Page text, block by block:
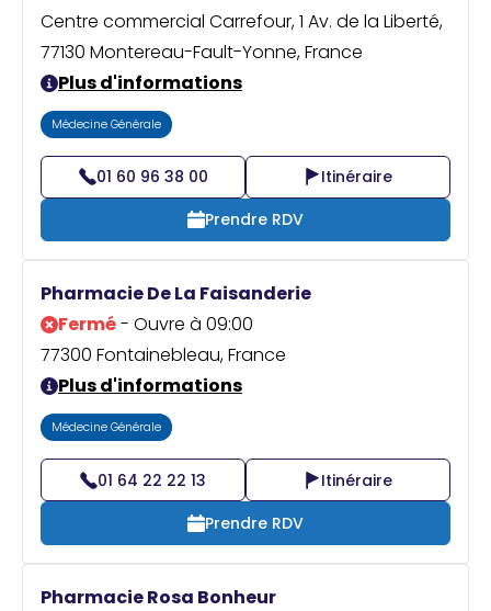
Centre commercial Carrefour, 1 Av. de la Liberté,
77130 Montereau-Fault-Yonne, France
Plus d'informations
Médecine Générale
01 60 96 38 00
Itinéraire
Prendre RDV
Pharmacie De La Faisanderie
Fermé- Ouvre à 09:00
77300 Fontainebleau, France
Plus d'informations
Médecine Générale
01 64 22 22 13
Itinéraire
Prendre RDV
Pharmacie Rosa Bonheur